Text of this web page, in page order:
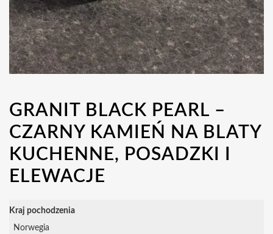
GRANIT BLACK PEARL –
CZARNY KAMIEŃ NA BLATY
KUCHENNE, POSADZKI I
ELEWACJE
Kraj pochodzenia
Norwegia